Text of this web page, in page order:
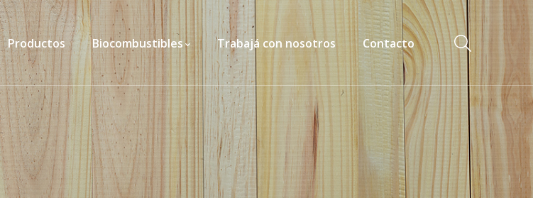
Productos Biocombustibles Trabajá con nosotros Contacto